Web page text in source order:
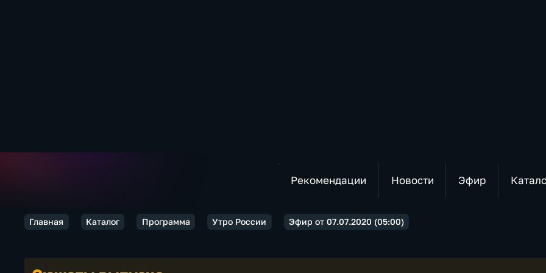
Рекомендации Новости Эфир
Главная Каталог Программа Утро России Эфир от 07.07.2020 (05:00)